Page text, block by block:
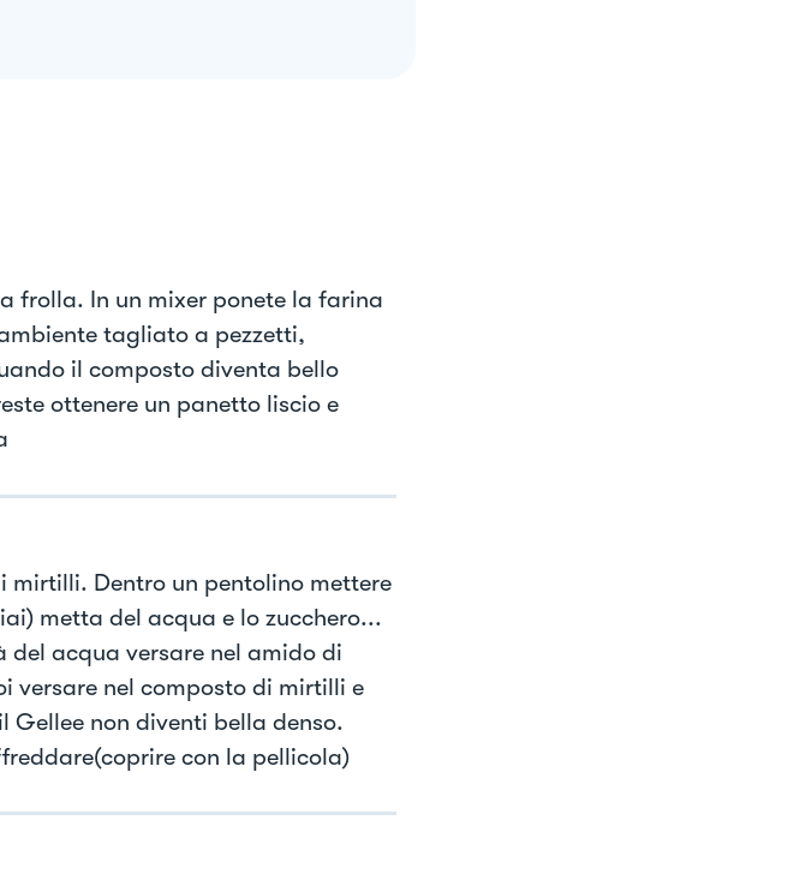
frolla. In un mixer ponete la farina
tagliato a pezzetti,
il composto diventa bello
ottenere un panetto liscio e
mirtilli. Dentro un pentolino mettere
metta del acqua e lo zucchero...
del acqua versare nel amido di
versare nel composto di mirtilli e
Gellee non diventi bella denso.
con la pellicola)